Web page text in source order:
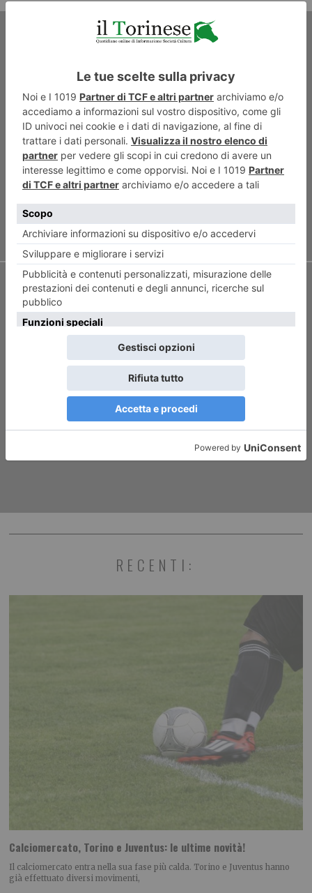
ARTICOLO PRECEDENTE
Appendino sotto scorta per le
minacce degli anarchici
A PORTA PALAZZO LOCAZIONI
TEMPORANEE PER
RIVITALIZZARE IL MERCATO
COPERTO ALIMENTARE
RECENTI:
Calciomercato, Torino e Juventus: le ultime novità!
Il calciomercato entra nella sua fase più calda. Torino e Juventus hanno
già effettuato diversi movimenti,